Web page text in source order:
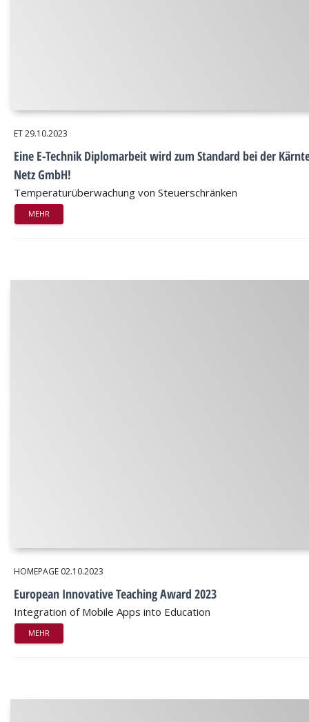
ET29.10.2023
Eine E-Technik Diplomarbeit wird zum Standard bei der
Netz GmbH!
Temperaturüberwachung von Steuerschränken
MEHR
HOMEPAGE 02.10.2023
European Innovative Teaching Award 2023
Integration of Mobile Apps into Education
MEHR